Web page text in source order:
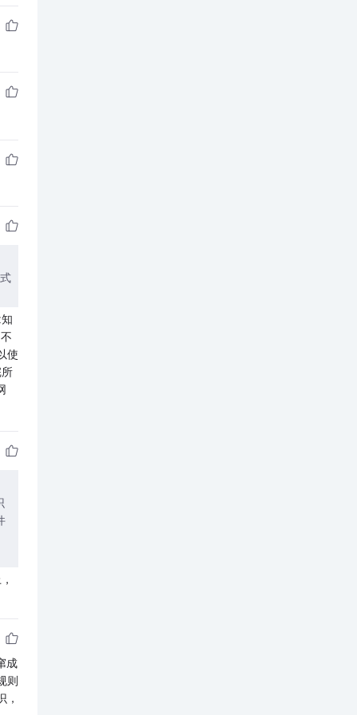
使
成
则
，